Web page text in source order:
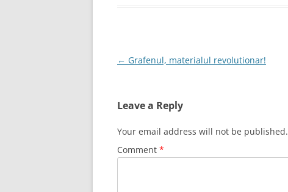
Post
← Grafenul, materialul revolutionar!
Leave a Reply
Your email address will not be published.
Comment *